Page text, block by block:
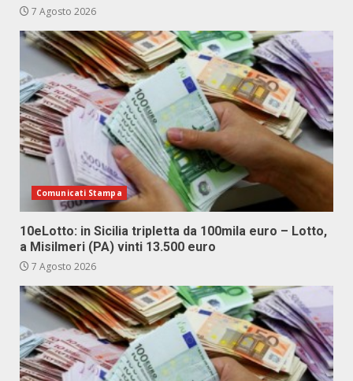
7 Agosto 2026
Comunicati Stampa
10eLotto: in Sicilia tripletta da 100mila euro – Lotto,
a Misilmeri (PA) vinti 13.500 euro
7 Agosto 2026